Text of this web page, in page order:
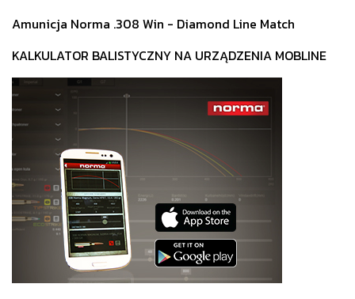
Amunicja Norma .308 Win - Diamond Line Match
KALKULATOR BALISTYCZNY NA URZĄDZENIA MOBLINE